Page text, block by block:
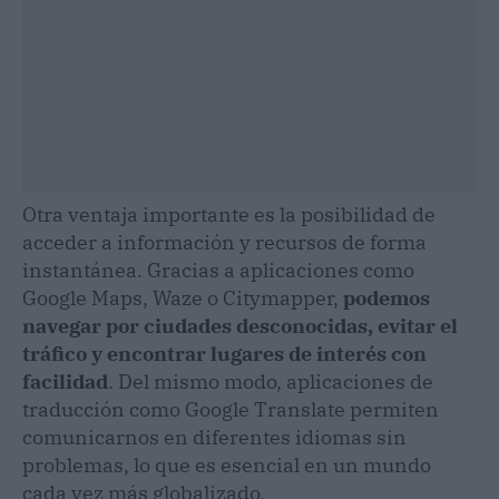
Otra ventaja importante es la posibilidad de
acceder a información y recursos de forma
instantánea. Gracias a aplicaciones como
Google Maps, Waze o Citymapper, podemos
navegar por ciudades desconocidas, evitar el
tráfico y encontrar lugares de interés con
facilidad. Del mismo modo, aplicaciones de
traducción como Google Translate permiten
comunicarnos en diferentes idiomas sin
problemas, lo que es esencial en un mundo
cada vez más globalizado.